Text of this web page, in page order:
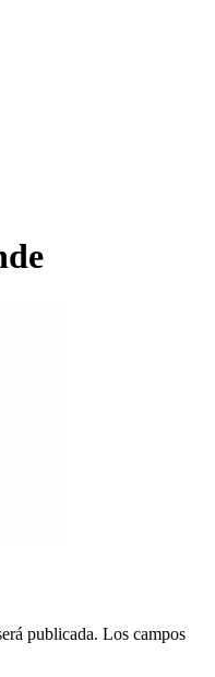
publicada. Los campos